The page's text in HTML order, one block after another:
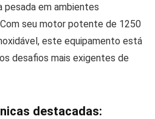
pesada em ambientes
seu motor potente de 1250
este equipamento está
desafios mais exigentes de
destacadas: